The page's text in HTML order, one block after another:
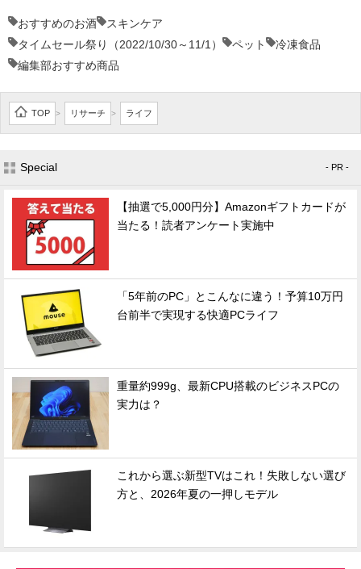
おすすめのお酒
スキンケア
タイムセール祭り（2022/10/30～11/1）
ペット
冷凍食品
編集部おすすめ商品
TOP > リサーチ > ライフ
Special - PR -
【抽選で5,000円分】Amazonギフトカードが
当たる！読者アンケート実施中
「5年前のPC」とこんなに違う！予算10万円
台前半で実現する快適PCライフ
重量約999g、最新CPU搭載のビジネスPCの
実力は？
これから選ぶ新型TVはこれ！失敗しない選び
方と、2026年夏の一押しモデル